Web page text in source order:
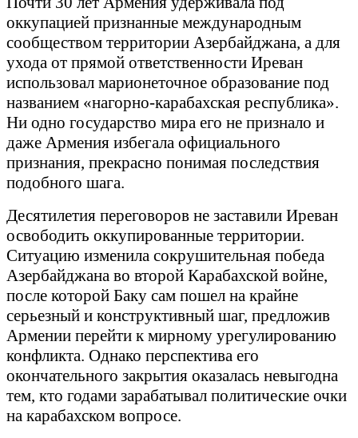
оккупацией признанные международным
сообществом территории Азербайджана, а для
ухода от прямой ответственности Иреван
использовал марионеточное образование под
названием «нагорно-карабахская республика».
Ни одно государство мира его не признало и
даже Армения избегала официального
признания, прекрасно понимая последствия
подобного шага.
Десятилетия переговоров не заставили Иреван
освободить оккупированные территории.
Ситуацию изменила сокрушительная победа
Азербайджана во второй Карабахской войне,
после которой Баку сам пошел на крайне
серьезный и конструктивный шаг, предложив
Армении перейти к мирному урегулированию
конфликта. Однако перспектива его
окончательного закрытия оказалась невыгодна
тем, кто годами зарабатывал политические очки
на карабахском вопросе.